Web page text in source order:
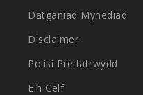
Datganiad Mynediad
Disclaimer
Polisi Preifatrwydd
Ein Celf